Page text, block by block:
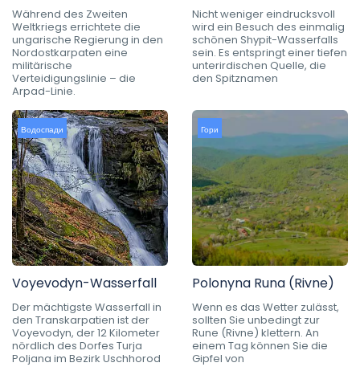
Während des Zweiten
Weltkriegs errichtete die
ungarische Regierung in den
Nordostkarpaten eine
militärische
Verteidigungslinie – die
Arpad-Linie.
Nicht weniger eindrucksvoll
wird ein Besuch des einmalig
schönen Shypit-Wasserfalls
sein. Es entspringt einer tiefen
unterirdischen Quelle, die
den Spitznamen
Водоспади
Voyevodyn-Wasserfall
Der mächtigste Wasserfall in
den Transkarpatien ist der
Voyevodyn, der 12 Kilometer
nördlich des Dorfes Turja
Poljana im Bezirk Uschhorod
Гори
Polonyna Runa (Rivne)
Wenn es das Wetter zulässt,
sollten Sie unbedingt zur
Rune (Rivne) klettern. An
einem Tag können Sie die
Gipfel von